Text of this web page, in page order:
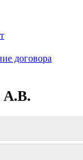
договора
А.В.